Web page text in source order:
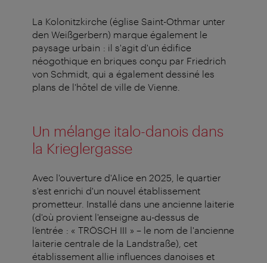
La Kolonitzkirche (église Saint-Othmar unter
den Weißgerbern) marque également le
paysage urbain : il s'agit d'un édifice
néogothique en briques conçu par Friedrich
von Schmidt, qui a également dessiné les
plans de l'hôtel de ville de Vienne.
Un mélange italo-danois dans
la Krieglergasse
Avec l'ouverture d'Alice en 2025, le quartier
s'est enrichi d'un nouvel établissement
prometteur. Installé dans une ancienne laiterie
(d'où provient l'enseigne au-dessus de
l’entrée : « TRÖSCH III » – le nom de l'ancienne
laiterie centrale de la Landstraße), cet
établissement allie influences danoises et